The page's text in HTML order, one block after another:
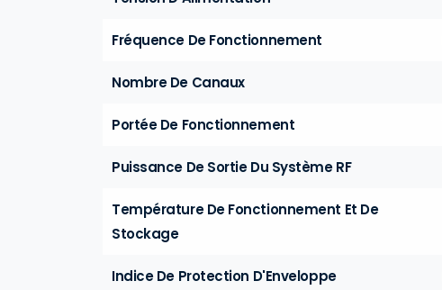
Fréquence De Fonctionnement
Nombre De Canaux
Portée De Fonctionnement
Puissance De Sortie Du Système RF
Température De Fonctionnement Et De
Stockage
Indice De Protection D'Enveloppe